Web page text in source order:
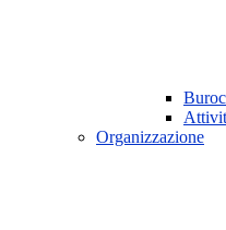
Organizzazione